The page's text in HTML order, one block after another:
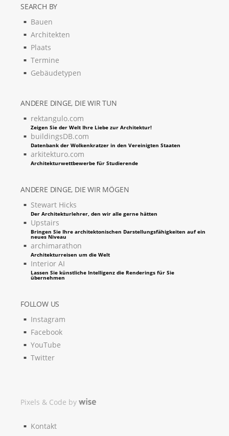
SEARCH BY
Bauen
Architekten
Plaats
Termine
Gebäudetypen
ANDERE DINGE, DIE WIR TUN
rektangulo.com
Zeigen Sie der Welt Ihre Liebe zur Architektur!
buildingsDB.com
Datenbank der Wolkenkratzer in den Vereinigten Staaten
arkitekturo.com
Architekturwettbewerbe für Studierende
ANDERE DINGE, DIE WIR MÖGEN
Stewart Hicks
Der Architekturlehrer, den wir alle gerne hätten
Upstairs
Bringen Sie Ihre architektonischen Darstellungsfähigkeiten auf ein
neues Niveau
archimarathon
Architekturreisen um die Welt
Interior AI
Lassen Sie künstliche Intelligenz die Renderings für Sie
übernehmen
FOLLOW US
Instagram
Facebook
YouTube
Twitter
Pixels & Code by
Kontakt